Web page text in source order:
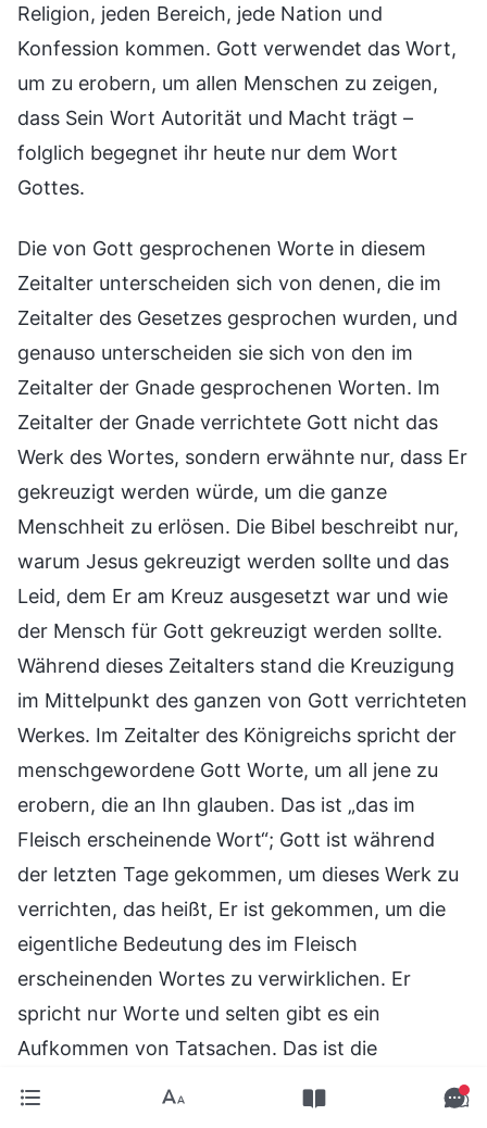
Religion, jeden Bereich, jede Nation und
Konfession kommen. Gott verwendet das Wort,
um zu erobern, um allen Menschen zu zeigen,
dass Sein Wort Autorität und Macht trägt –
folglich begegnet ihr heute nur dem Wort
Gottes.
Die von Gott gesprochenen Worte in diesem
Zeitalter unterscheiden sich von denen, die im
Zeitalter des Gesetzes gesprochen wurden, und
genauso unterscheiden sie sich von den im
Zeitalter der Gnade gesprochenen Worten. Im
Zeitalter der Gnade verrichtete Gott nicht das
Werk des Wortes, sondern erwähnte nur, dass Er
gekreuzigt werden würde, um die ganze
Menschheit zu erlösen. Die Bibel beschreibt nur,
warum Jesus gekreuzigt werden sollte und das
Leid, dem Er am Kreuz ausgesetzt war und wie
der Mensch für Gott gekreuzigt werden sollte.
Während dieses Zeitalters stand die Kreuzigung
im Mittelpunkt des ganzen von Gott verrichteten
Werkes. Im Zeitalter des Königreichs spricht der
menschgewordene Gott Worte, um all jene zu
erobern, die an Ihn glauben. Das ist „das im
Fleisch erscheinende Wort“; Gott ist während
der letzten Tage gekommen, um dieses Werk zu
verrichten, das heißt, Er ist gekommen, um die
eigentliche Bedeutung des im Fleisch
erscheinenden Wortes zu verwirklichen. Er
spricht nur Worte und selten gibt es ein
Aufkommen von Tatsachen. Das ist die
eigentliche Essenz des im Fleisch erscheinenden